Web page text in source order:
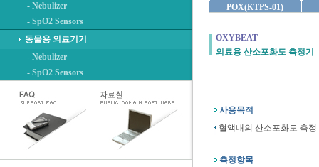
- Nebulizer
- SpO2 Sensors
동물용 의료기기
- Nebulizer
- SpO2 Sensors
POX(KTPS-01)
OXYBEAT
의료용 산소포화도 측정기
사용목적
혈액내의 산소포화도 측정
측정항목